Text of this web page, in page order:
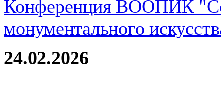
Конференция ВООПИК
монументального
24.02.2026